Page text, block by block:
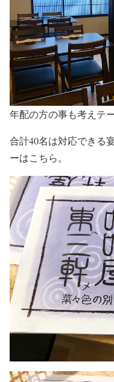
年配の方の事も考えテ
合計40名は対応できる
ーはこちら。